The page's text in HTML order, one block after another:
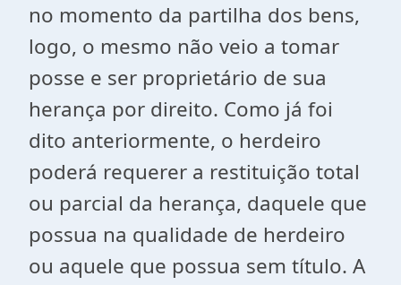
no momento da partilha dos bens,
logo, o mesmo não veio a tomar
posse e ser proprietário de sua
herança por direito. Como já foi
dito anteriormente, o herdeiro
poderá requerer a restituição total
ou parcial da herança, daquele que
possua na qualidade de herdeiro
ou aquele que possua sem título. A